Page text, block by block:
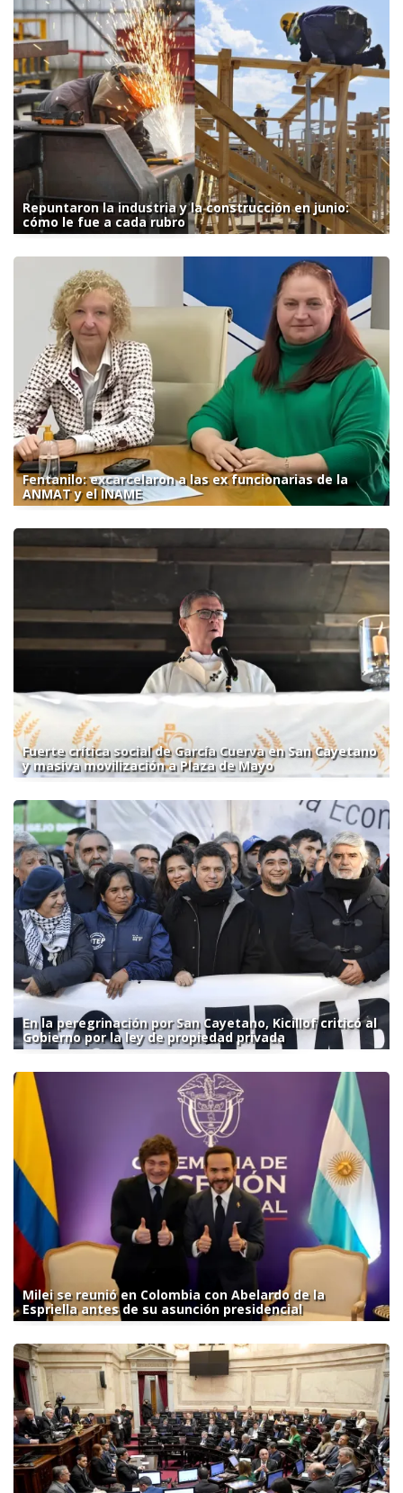
Repuntaron la industria y la construcción en junio:
cómo le fue a cada rubro
Fentanilo: excarcelaron a las ex funcionarias de la
ANMAT y el INAME
Fuerte crítica social de García Cuerva en San Cayetano
y masiva movilización a Plaza de Mayo
En la peregrinación por San Cayetano, Kicillof criticó al
Gobierno por la ley de propiedad privada
Milei se reunió en Colombia con Abelardo de la
Espriella antes de su asunción presidencial